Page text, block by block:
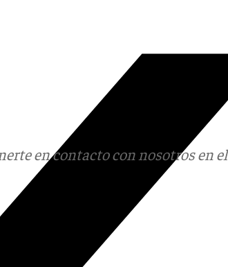
en contacto con nosotros en el